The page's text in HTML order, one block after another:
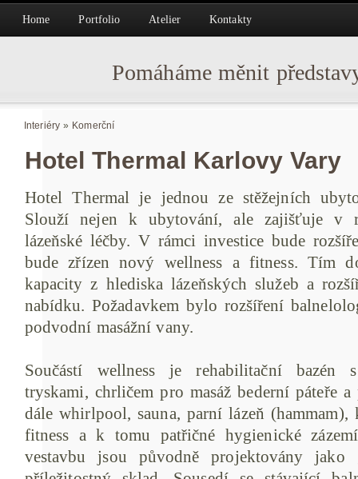
Home Portfolio Atelier Kontakty
Pomáháme měnit
Interiéry» Komerční
Hotel Thermal Karlovy Vary
Hotel Thermal je jednou ze stěžejních
Slouží nejen k ubytování, ale zajišťuje v
lázeňské léčby. V rámci investice bude
bude zřízen nový wellness a fitness. Tím
kapacity z hlediska lázeňských služeb a
nabídku. Požadavkem bylo rozšíření
podvodní masážní vany.
Součástí wellness je rehabilitační bazén
tryskami, chrličem pro masáž bederní páteře
dále whirlpool, sauna, parní lázeň (hammam),
fitness a k tomu patřičné hygienické
vestavbu jsou původně projektovány